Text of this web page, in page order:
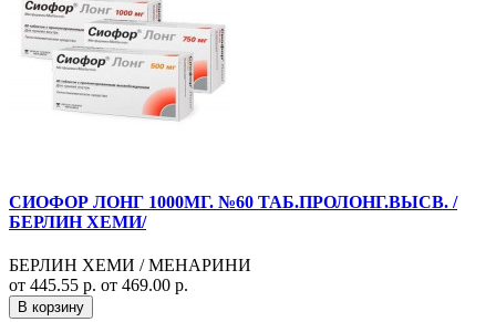
СИОФОР ЛОНГ 1000МГ. №60 ТАБ.ПРОЛОНГ.ВЫСВ. /
БЕРЛИН ХЕМИ/
БЕРЛИН ХЕМИ / МЕНАРИНИ
от 445.55 р. от 469.00 р.
В корзину